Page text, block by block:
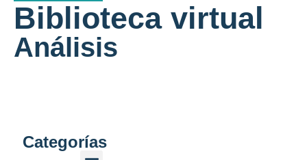
Biblioteca virtual
Análisis
Categorías